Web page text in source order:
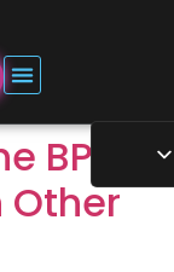
BPO
Other